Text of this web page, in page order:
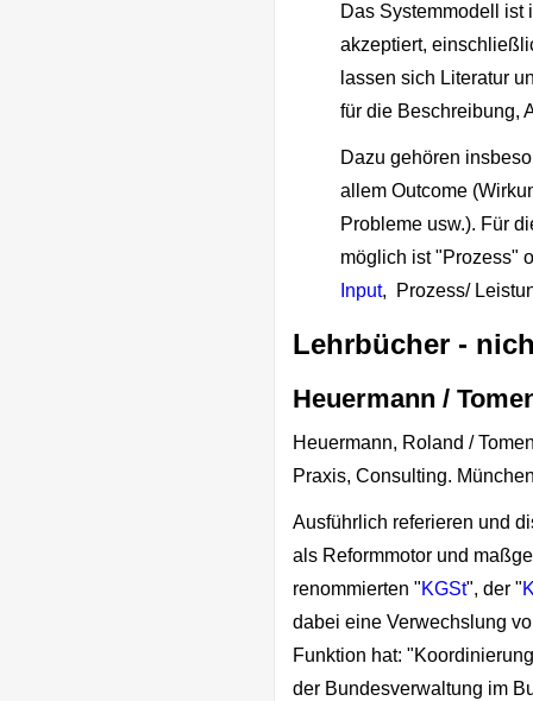
Das Systemmodell ist
akzeptiert,
lassen sich Literatur
für die Beschreibung,
Dazu gehören
allem Outcome
Probleme usw.). Für
möglich ist "Prozess"
Input, Prozess/
Lehrbücher -
Heuermann /
Heuermann, Roland /
Praxis, Consulting.
Ausführlich referieren und
als Reformmotor und
renommierten "KGSt", der "
dabei eine Verwechslung
Funktion hat:
der Bundesverwaltung im